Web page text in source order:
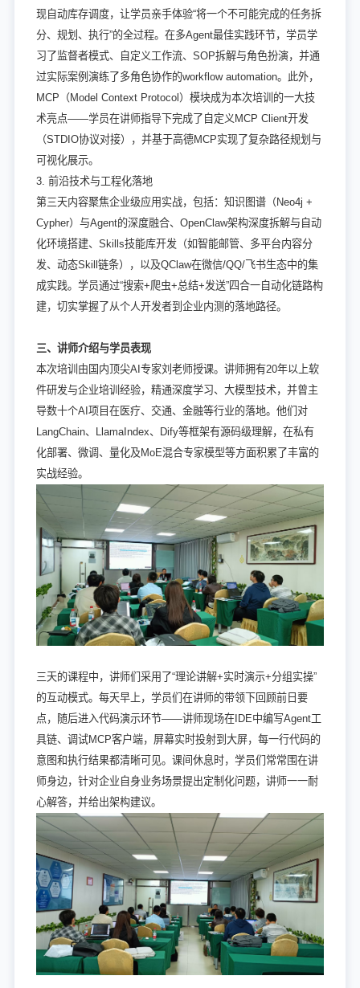
现自动库存调度，让学员亲手体验“将一个不可能完成的任务拆
分、规划、执行”的全过程。在多Agent最佳实践环节，学员学
习了监督者模式、自定义工作流、SOP拆解与角色扮演，并通
过实际案例演练了多角色协作的workflow automation。此外，
MCP（Model Context Protocol）模块成为本次培训的一大技
术亮点——学员在讲师指导下完成了自定义MCP Client开发
（STDIO协议对接），并基于高德MCP实现了复杂路径规划与
可视化展示。
3. 前沿技术与工程化落地
第三天内容聚焦企业级应用实战，包括：知识图谱（Neo4j +
Cypher）与Agent的深度融合、OpenClaw架构深度拆解与自动
化环境搭建、Skills技能库开发（如智能邮管、多平台内容分
发、动态Skill链条），以及QClaw在微信/QQ/飞书生态中的集
成实践。学员通过“搜索+爬虫+总结+发送”四合一自动化链路构
建，切实掌握了从个人开发者到企业内测的落地路径。
三、讲师介绍与学员表现
本次培训由国内顶尖AI专家刘老师授课。讲师拥有20年以上软
件研发与企业培训经验，精通深度学习、大模型技术，并曾主
导数十个AI项目在医疗、交通、金融等行业的落地。他们对
LangChain、LlamaIndex、Dify等框架有源码级理解，在私有
化部署、微调、量化及MoE混合专家模型等方面积累了丰富的
实战经验。
三天的课程中，讲师们采用了“理论讲解+实时演示+分组实操”
的互动模式。每天早上，学员们在讲师的带领下回顾前日要
点，随后进入代码演示环节——讲师现场在IDE中编写Agent工
具链、调试MCP客户端，屏幕实时投射到大屏，每一行代码的
意图和执行结果都清晰可见。课间休息时，学员们常常围在讲
师身边，针对企业自身业务场景提出定制化问题，讲师一一耐
心解答，并给出架构建议。